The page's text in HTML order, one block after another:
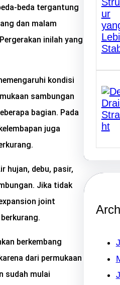
beda tergantung
dan malam
inilah yang
kondisi
sambungan
bagian. Pada
juga
hujan, debu, pasir,
Jika tidak
joint
berkembang
dari permukaan
sudah mulai